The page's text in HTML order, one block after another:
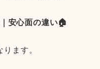
安心面の違い🏠
ます。